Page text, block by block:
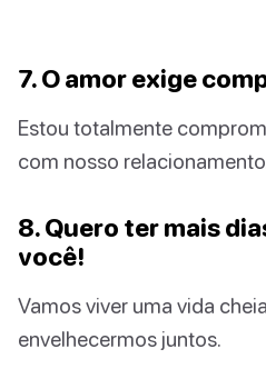
7. O amor exige
Estou totalmente
com nosso
8. Quero ter mais
você!
Vamos viver uma vida
envelhecermos juntos.